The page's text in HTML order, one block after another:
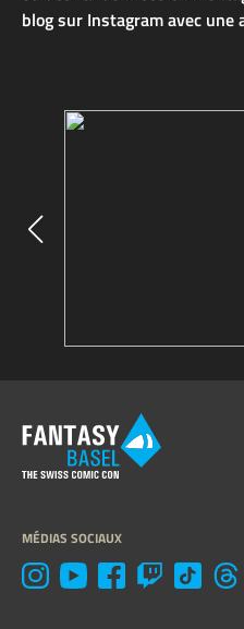
blog sur Instagram avec une
MÉDIAS SOCIAUX